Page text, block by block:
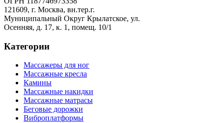
121609, г. Москва, вн.тер.г.
Муниципальный Округ Крылатское, ул.
Осенняя, д. 17, к. 1, помещ. 10/1
Категории
Массажеры для ног
Массажные кресла
Камины
Массажные накидки
Массажные матрасы
Беговые дорожки
Виброплатформы